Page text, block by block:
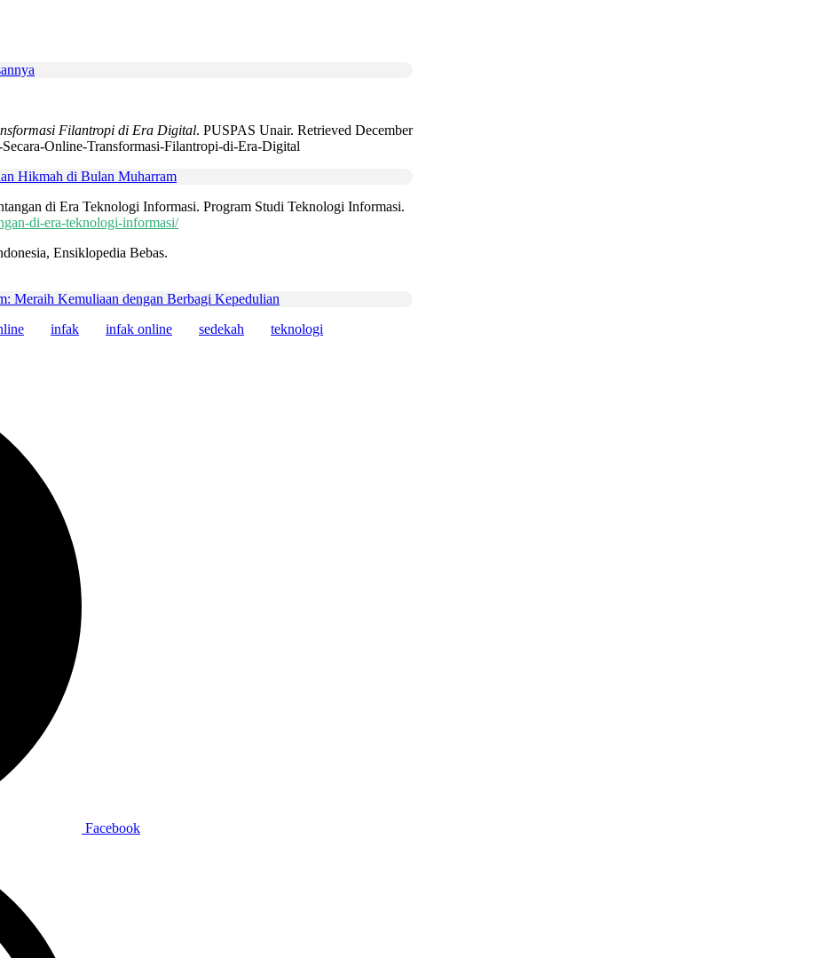
Filantropi di Era Digital. PUSPAS Unair. Retrieved December
Online-Transformasi-Filantropi-di-Era-Digital
Hikmah di Bulan Muharram
di Era Teknologi Informasi. Program Studi Teknologi Informasi.
di-era-teknologi-informasi/
Ensiklopedia Bebas.
Meraih Kemuliaan dengan Berbagi Kepedulian
infak infak online sedekah teknologi
Facebook